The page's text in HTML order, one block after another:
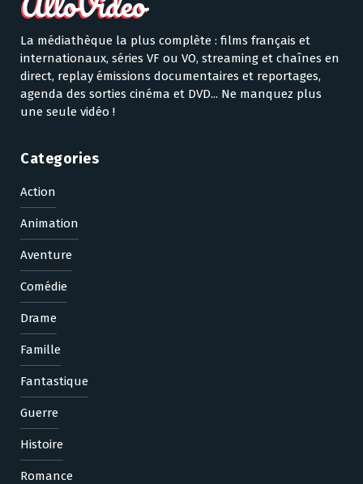
La médiathèque la plus complète : films français et
internationaux, séries VF ou VO, streaming et chaînes en
direct, replay émissions documentaires et reportages,
agenda des sorties cinéma et DVD... Ne manquez plus
une seule vidéo !
Categories
Action
Animation
Aventure
Comédie
Drame
Famille
Fantastique
Guerre
Histoire
Romance